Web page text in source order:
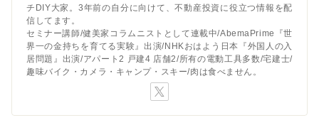
チDIY大家。3年前の自分に向けて、不動産投資に役立つ情報を配
信してます。
セミナー講師/健美家コラムニストとして連載中/AbemaPrime『世
界一の金持ちを育てる実験』出演/NHKおはよう日本『外国人の入
居問題』出演/アパート2 戸建4 店舗2/所有の電動工具多数/宅建士/
趣味バイク・カメラ・キャンプ・スキー/肉は食べません。